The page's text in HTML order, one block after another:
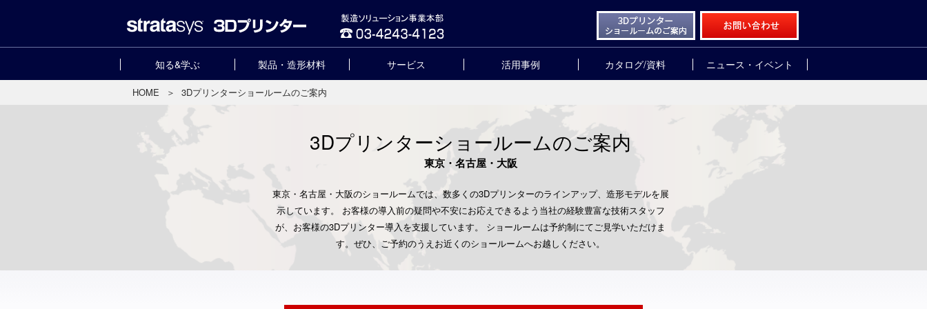
知る&学ぶ 製品・造形材料 サービス 活用事例 カタログ/資料 ニュース・イベント
HOME ＞ 3Dプリンターショールームのご案内
3Dプリンターショールームのご案内
東京・名古屋・大阪
東京・名古屋・大阪のショールームでは、数多くの3Dプリンターのラインアップ、造形モデルを展
示しています。 お客様の導入前の疑問や不安にお応えできるよう当社の経験豊富な技術スタッフ
が、お客様の3Dプリンター導入を支援しています。 ショールームは予約制にてご見学いただけま
す。ぜひ、ご予約のうえお近くのショールームへお越しください。